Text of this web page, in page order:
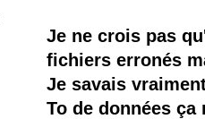
Je ne crois pas
fichiers erronés
Je savais
To de données ça